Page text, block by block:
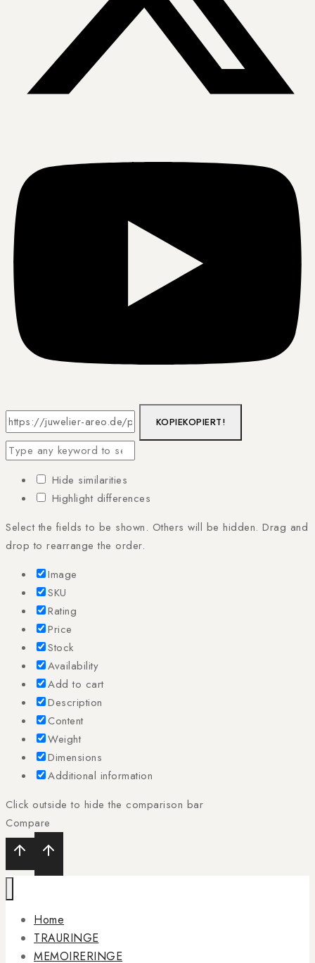
KOPIEKOPIERT!
Hide similarities
Highlight differences
Select the fields to be shown. Others will be hidden. Drag and
drop to rearrange the order.
Image
SKU
Rating
Price
Stock
Availability
Add to cart
Description
Content
Weight
Dimensions
Additional information
Click outside to hide the comparison bar
Compare
Home
TRAURINGE
MEMOIRERINGE